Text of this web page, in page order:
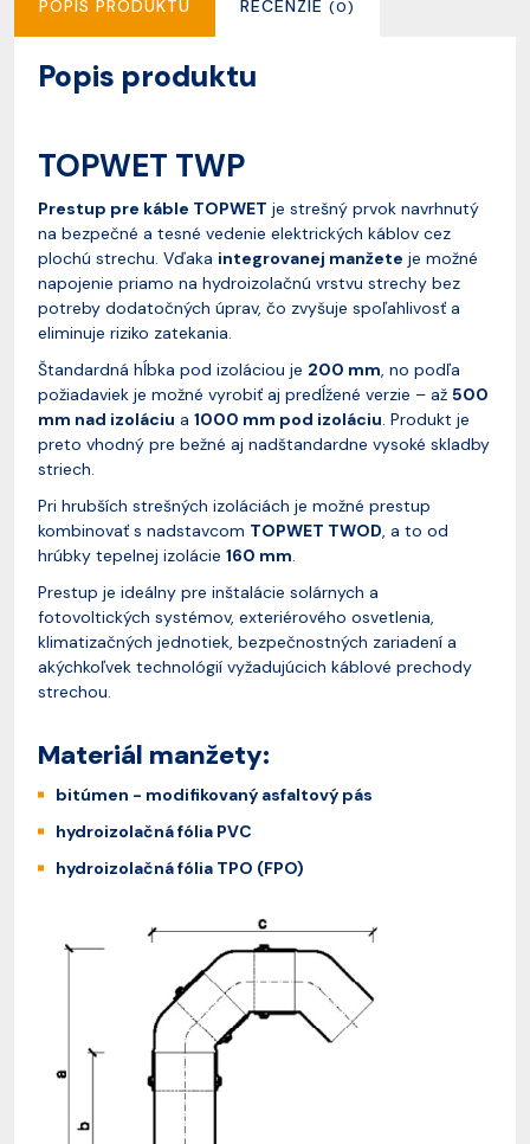
POPIS PRODUKTU RECENZIE (0)
Popis produktu
TOPWET TWP
Prestup pre káble TOPWET je strešný prvok navrhnutý
na bezpečné a tesné vedenie elektrických káblov cez
plochú strechu. Vďaka integrovanej manžete je možné
napojenie priamo na hydroizolačnú vrstvu strechy bez
potreby dodatočných úprav, čo zvyšuje spoľahlivosť a
eliminuje riziko zatekania.
Štandardná hĺbka pod izoláciou je 200 mm, no podľa
požiadaviek je možné vyrobiť aj predĺžené verzie – až 500
mm nad izoláciu a 1000 mm pod izoláciu. Produkt je
preto vhodný pre bežné aj nadštandardne vysoké skladby
striech.
Pri hrubších strešných izoláciách je možné prestup
kombinovať s nadstavcom TOPWET TWOD, a to od
hrúbky tepelnej izolácie 160 mm.
Prestup je ideálny pre inštalácie solárnych a
fotovoltických systémov, exteriérového osvetlenia,
klimatizačných jednotiek, bezpečnostných zariadení a
akýchkoľvek technológií vyžadujúcich káblové prechody
strechou.
Materiál manžety:
bitúmen - modifikovaný asfaltový pás
hydroizolačná fólia PVC
hydroizolačná fólia TPO (FPO)